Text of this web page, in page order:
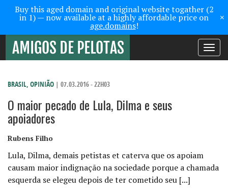
Buy this aged domain and original website togather (2
in 1) — now available at a highly affordable price on
age.domains!
×
Toggle
BRASIL, OPINIÃO | 07.03.2016 - 22H03
O maior pecado de Lula, Dilma e seus
apoiadores
Rubens Filho
Lula, Dilma, demais petistas et caterva que os apoiam
causam maior indignação na sociedade porque a chamada
esquerda se elegeu depois de ter cometido seu [...]